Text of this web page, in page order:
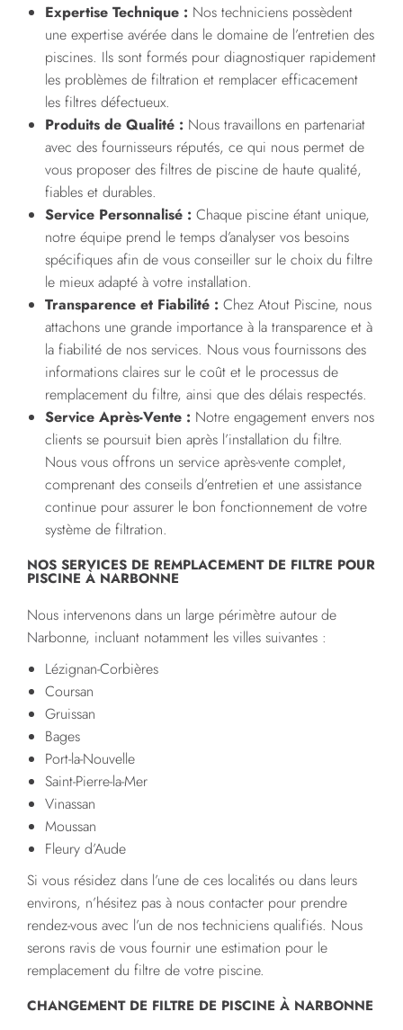
Expertise Technique : Nos techniciens possèdent
une expertise avérée dans le domaine de l’entretien des
piscines. Ils sont formés pour diagnostiquer rapidement
les problèmes de filtration et remplacer efficacement
les filtres défectueux.
Produits de Qualité : Nous travaillons en partenariat
avec des fournisseurs réputés, ce qui nous permet de
vous proposer des filtres de piscine de haute qualité,
fiables et durables.
Service Personnalisé : Chaque piscine étant unique,
notre équipe prend le temps d’analyser vos besoins
spécifiques afin de vous conseiller sur le choix du filtre
le mieux adapté à votre installation.
Transparence et Fiabilité : Chez Atout Piscine, nous
attachons une grande importance à la transparence et à
la fiabilité de nos services. Nous vous fournissons des
informations claires sur le coût et le processus de
remplacement du filtre, ainsi que des délais respectés.
Service Après-Vente : Notre engagement envers nos
clients se poursuit bien après l’installation du filtre.
Nous vous offrons un service après-vente complet,
comprenant des conseils d’entretien et une assistance
continue pour assurer le bon fonctionnement de votre
système de filtration.
NOS SERVICES DE REMPLACEMENT DE FILTRE POUR
PISCINE À NARBONNE
Nous intervenons dans un large périmètre autour de
Narbonne, incluant notamment les villes suivantes :
Lézignan-Corbières
Coursan
Gruissan
Bages
Port-la-Nouvelle
Saint-Pierre-la-Mer
Vinassan
Moussan
Fleury d’Aude
Si vous résidez dans l’une de ces localités ou dans leurs
environs, n’hésitez pas à nous contacter pour prendre
rendez-vous avec l’un de nos techniciens qualifiés. Nous
serons ravis de vous fournir une estimation pour le
remplacement du filtre de votre piscine.
CHANGEMENT DE FILTRE DE PISCINE À NARBONNE